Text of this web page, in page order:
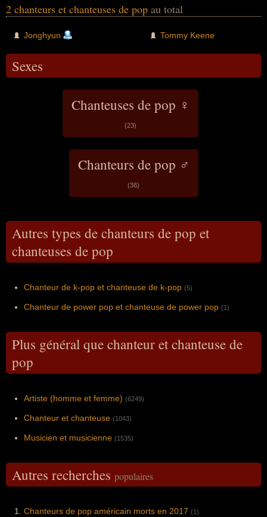
2 chanteurs et chanteuses de pop au total
Jonghyun Tommy Keene
Sexes
Chanteuses de pop ♀
(23)
Chanteurs de pop ♂
(36)
Autres types de chanteurs de pop et
chanteuses de pop
Chanteur de k-pop et chanteuse de k-pop (5)
Chanteur de power pop et chanteuse de power pop (1)
Plus général que chanteur et chanteuse de
pop
Artiste (homme et femme) (6249)
Chanteur et chanteuse (1043)
Musicien et musicienne (1535)
Autres recherches populaires
Chanteurs de pop américain morts en 2017 (1)